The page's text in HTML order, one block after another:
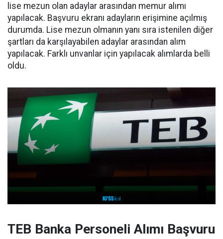
lise mezun olan adaylar arasından memur alımı
yapılacak. Başvuru ekranı adayların erişimine açılmış
durumda. Lise mezun olmanın yanı sıra istenilen diğer
şartları da karşılayabilen adaylar arasından alım
yapılacak. Farklı unvanlar için yapılacak alımlarda belli
oldu.
TEB Banka Personeli Alımı Başvuru